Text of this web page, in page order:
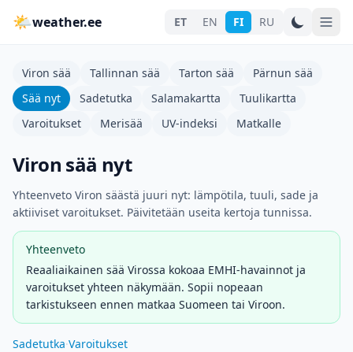
🌤weather.ee ET EN FI RU
Viron sää Tallinnan sää Tarton sää
Pärnun sää
Sää nyt
Sadetutka Salamakartta
Tuulikartta
Varoitukset
Merisää UV-indeksi Matkalle
Viron sää nyt
Yhteenveto Viron säästä juuri nyt: lämpötila, tuuli, sade ja
aktiiviset varoitukset. Päivitetään useita kertoja tunnissa.
Yhteenveto
Reaaliaikainen sää Virossa kokoaa EMHI-havainnot ja
varoitukset yhteen näkymään. Sopii nopeaan
tarkistukseen ennen matkaa Suomeen tai Viroon.
Sadetutka·Varoitukset